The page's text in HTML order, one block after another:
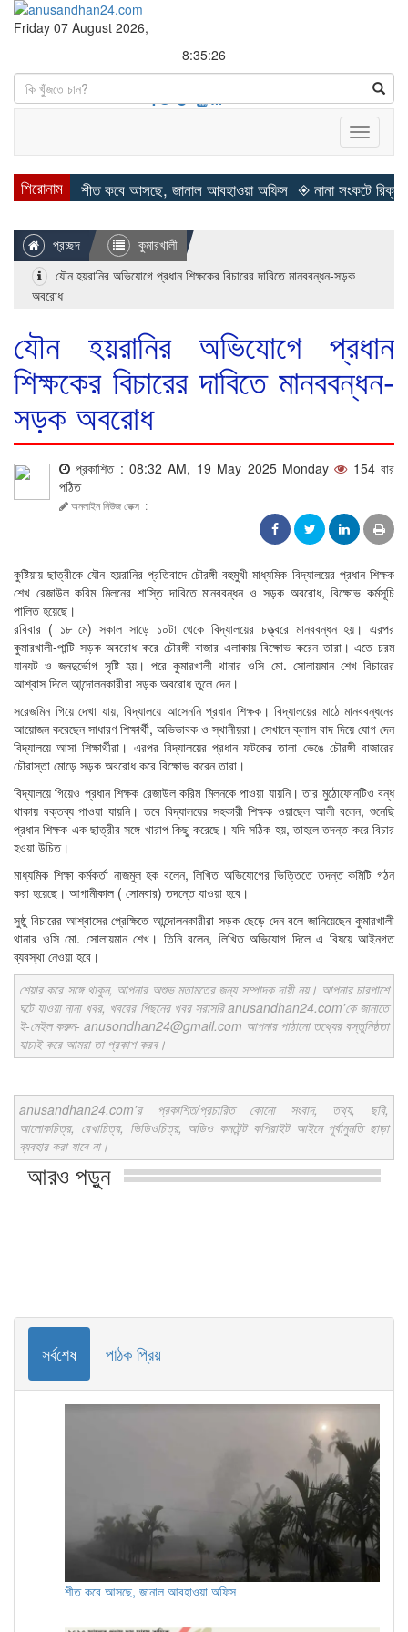
Friday 07 August 2026,
8:35:26
Search
Toggle
শিরোনাম
◈ শীত কবে আসছে, জানাল আবহাওয়া অফিস ◈ নানা সংকটে রিক্রুটিং
প্রচ্ছদ
কুমারখালী
যৌন হয়রানির অভিযোগে প্রধান শিক্ষকের বিচারের দাবিতে মানববন্ধন-সড়ক
অবরোধ
যৌন হয়রানির অভিযোগে প্রধান
শিক্ষকের বিচারের দাবিতে মানববন্ধন-
সড়ক অবরোধ
প্রকাশিত : 08:32 AM, 19 May 2025 Monday
154 বার
পঠিত
অনলাইন নিউজ ডেক্স :
কুষ্টিয়ায় ছাত্রীকে যৌন হয়রানির প্রতিবাদে চৌরঙ্গী বহুমুখী মাধ্যমিক বিদ্যালয়ের প্রধান শিক্ষক
শেখ রেজাউল করিম মিলনের শাস্তি দাবিতে মানববন্ধন ও সড়ক অবরোধ, বিক্ষোভ কর্মসূচি
পালিত হয়েছে।
রবিবার ( ১৮ মে) সকাল সাড়ে ১০টা থেকে বিদ্যালয়ের চত্ত্বরে মানববন্ধন হয়। এরপর
কুমারখালী-পান্টি সড়ক অবরোধ করে চৌরঙ্গী বাজার এলাকায় বিক্ষোভ করেন তারা। এতে চরম
যানযট ও জনদুর্ভোগ সৃষ্টি হয়। পরে কুমারখালী থানার ওসি মো. সোলায়মান শেখ বিচারের
আশ্বাস দিলে আন্দোলনকারীরা সড়ক অবরোধ তুলে দেন।
সরেজমিন গিয়ে দেখা যায়, বিদ্যালয়ে আসেননি প্রধান শিক্ষক। বিদ্যালয়ের মাঠে মানববন্ধনের
আয়োজন করেছেন সাধারণ শিক্ষার্থী, অভিভাবক ও স্থানীয়রা। সেখানে ক্লাস বাদ দিয়ে যোগ দেন
বিদ্যালয়ে আসা শিক্ষার্থীরা। এরপর বিদ্যালয়ের প্রধান ফটকের তালা ভেঙে চৌরঙ্গী বাজারের
চৌরাস্তা মোড়ে সড়ক অবরোধ করে বিক্ষোভ করেন তারা।
বিদ্যালয়ে গিয়েও প্রধান শিক্ষক রেজাউল করিম মিলনকে পাওয়া যায়নি। তার মুঠোফোনটিও বন্ধ
থাকায় বক্তব্য পাওয়া যায়নি। তবে বিদ্যালয়ের সহকারী শিক্ষক ওয়াছেল আলী বলেন, শুনেছি
প্রধান শিক্ষক এক ছাত্রীর সঙ্গে খারাপ কিছু করেছে। যদি সঠিক হয়, তাহলে তদন্ত করে বিচার
হওয়া উচিত।
মাধ্যমিক শিক্ষা কর্মকর্তা নাজমুল হক বলেন, লিখিত অভিযোগের ভিত্তিতে তদন্ত কমিটি গঠন
করা হয়েছে। আগামীকাল ( সোমবার) তদন্তে যাওয়া হবে।
সুষ্ঠু বিচারের আশ্বাসের প্রেক্ষিতে আন্দোলনকারীরা সড়ক ছেড়ে দেন বলে জানিয়েছেন কুমারখালী
থানার ওসি মো. সোলায়মান শেখ। তিনি বলেন, লিখিত অভিযোগ দিলে এ বিষয়ে আইনগত
ব্যবস্থা নেওয়া হবে।
শেয়ার করে সঙ্গে থাকুন, আপনার অশুভ মতামতের জন্য সম্পাদক দায়ী নয়। আপনার চারপাশে
ঘটে যাওয়া নানা খবর, খবরের পিছনের খবর সরাসরি anusandhan24.com'কে জানাতে
ই-মেইল করুন- anusondhan24@gmail.com আপনার পাঠানো তথ্যের বস্তুনিষ্ঠতা
যাচাই করে আমরা তা প্রকাশ করব।
anusandhan24.com'র প্রকাশিত/প্রচারিত কোনো সংবাদ, তথ্য, ছবি,
আলোকচিত্র, রেখাচিত্র, ভিডিওচিত্র, অডিও কনটেন্ট কপিরাইট আইনে পূর্বানুমতি ছাড়া
ব্যবহার করা যাবে না।
আরও পড়ুন
সর্বশেষ পাঠক প্রিয়
শীত কবে আসছে, জানাল আবহাওয়া অফিস